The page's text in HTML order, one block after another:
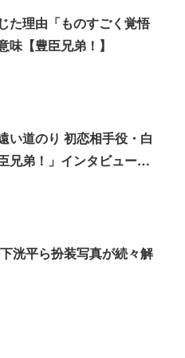
た理由「ものすごく覚悟
【豊臣兄弟！】
い道のり 初恋相手役・白
兄弟！」インタビュー前
洸平ら扮装写真が続々解